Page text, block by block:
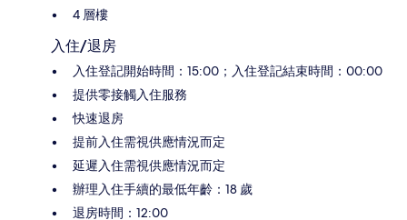
4 層樓
入住/退房
入住登記開始時間：15:00；入住登記結束時間：00:00
提供零接觸入住服務
快速退房
提前入住需視供應情況而定
延遲入住需視供應情況而定
辦理入住手續的最低年齡：18 歲
退房時間：12:00